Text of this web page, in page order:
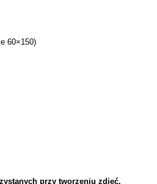
60×150)
ych przy tworzeniu zdjęć.